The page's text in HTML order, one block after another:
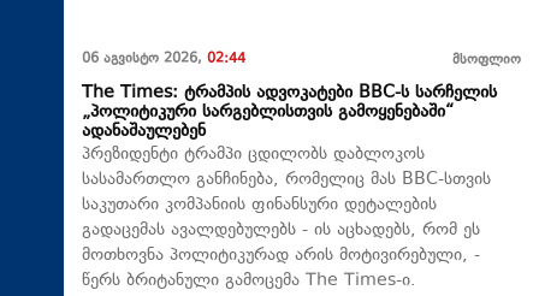
06 აგვისტო 2026, 02:44 მსოფლიო
The Times: ტრამპის ადვოკატები BBC-ს სარჩელის
„პოლიტიკური სარგებლისთვის გამოყენებაში“
ადანაშაულებენ
პრეზიდენტი ტრამპი ცდილობს დაბლოკოს
სასამართლო განჩინება, რომელიც მას BBC-სთვის
საკუთარი კომპანიის ფინანსური დეტალების
გადაცემას ავალდებულებს - ის აცხადებს, რომ ეს
მოთხოვნა პოლიტიკურად არის მოტივირებული, -
წერს ბრიტანული გამოცემა The Times-ი.